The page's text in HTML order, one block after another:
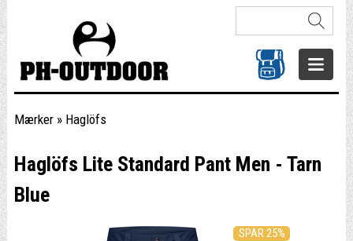
Mærker» Haglöfs
Haglöfs Lite Standard Pant Men - Tarn
Blue
SPAR 25%